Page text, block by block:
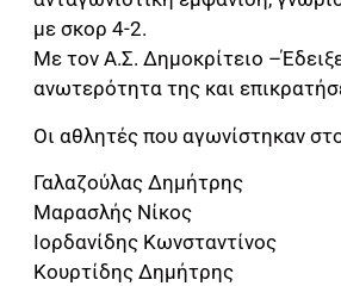
με σκορ 4-2.
Με τον Α.Σ. Δημοκρίτειο
ανωτερότητα της και
Οι αθλητές που αγωνίστηκαν
Γαλαζούλας Δημήτρης
Μαρασλής Νίκος
Ιορδανίδης Κωνσταντίνος
Κουρτίδης Δημήτρης